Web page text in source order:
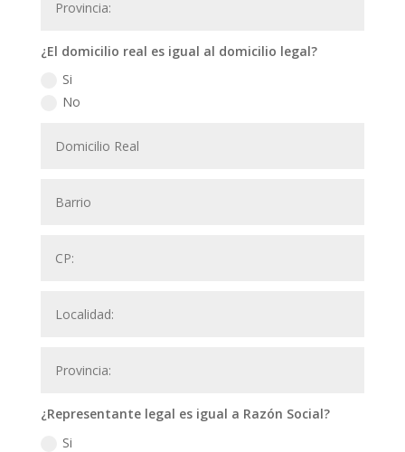
¿El domicilio real es igual al domicilio legal?
Si
No
¿Representante legal es igual a Razón Social?
Si